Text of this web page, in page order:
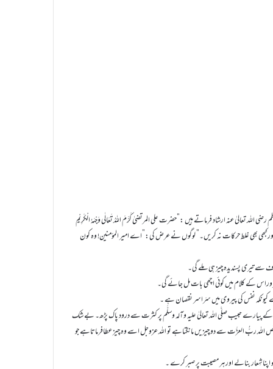
تعالیٰ عنہ ارشاد فرماتے ہیں :”حضرت علی المرتضیٰ کَرَّمَ اللہُ تَعَالٰی وَجْہَہُ الْکَرِیْم
اورکبھی بھی غلط حرکات نہ کریں۔” لوگوں نے عرض کی:”اے امیر المؤمنین! وہ کون
پیارے حبیب صلَّی اللہ تعالیٰ علیہ وآلہ وسلَّم پر کثرت سے درود پاک پڑھ۔ بے شک
ربُّ العزَّت سے دو چیزیں مانگتاہے تو اللہ عزوجل اسے وہ چیز عطافرماتاہے جو